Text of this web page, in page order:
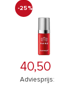
-25%
40,50
Adviesprijs: